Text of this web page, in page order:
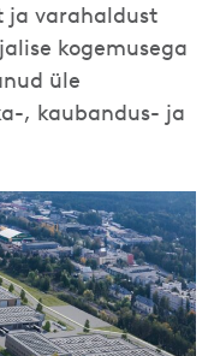
ja varahaldust
kogemusega
üle
, kaubandus- ja